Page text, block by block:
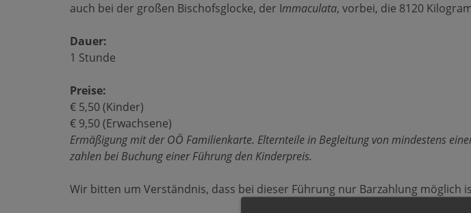
auch bei der großen Bischofsglocke, der Immaculata, vorbei, die 8120
Dauer:
1 Stunde
Preise:
€ 5,50 (Kinder)
€ 9,50 (Erwachsene)
Ermäßigung mit der OÖ Familienkarte. Elternteile in Begleitung von mindestens
zahlen bei Buchung einer Führung den Kinderpreis.
Wir bitten um Verständnis, dass bei dieser Führung nur Barzahlung möglich